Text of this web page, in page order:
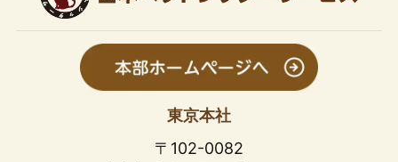
東京本社
〒102-0082